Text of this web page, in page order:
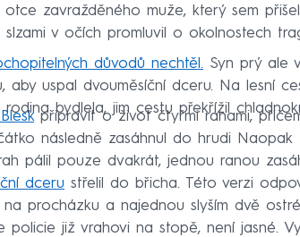
zavražděného muže, který sem
v očích promluvil o okolnostech
důvodů nechtěl. Syn prý ale
aby uspal dvouměsíční dceru. Na lesní
bydlela, jim cestu překřížil
připravit o život čtyřmi ranami,
následně zasáhnul do hrudi Naopak
pálil pouze dvakrát, jednou ranou
dceru střelil do břicha. Této verzi
na procházku a najednou slyším dvě
policie již vrahovi na stopě, není jasné.